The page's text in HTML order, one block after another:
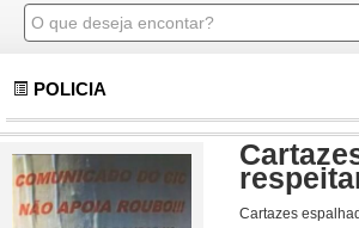
POLICIA
Cartazes